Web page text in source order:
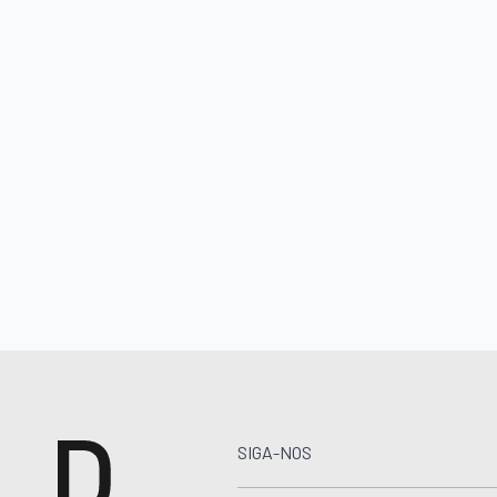
SIGA-NOS